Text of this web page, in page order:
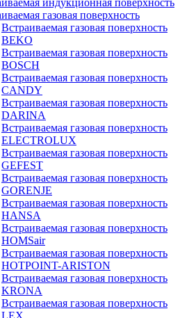
индукционная поверхность
газовая поверхность
Встраиваемая газовая поверхность
BEKO
Встраиваемая газовая поверхность
BOSCH
Встраиваемая газовая поверхность
CANDY
Встраиваемая газовая поверхность
DARINA
Встраиваемая газовая поверхность
ELECTROLUX
Встраиваемая газовая поверхность
GEFEST
Встраиваемая газовая поверхность
GORENJE
Встраиваемая газовая поверхность
HANSA
Встраиваемая газовая поверхность
HOMSair
Встраиваемая газовая поверхность
HOTPOINT-ARISTON
Встраиваемая газовая поверхность
KRONA
Встраиваемая газовая поверхность
LEX